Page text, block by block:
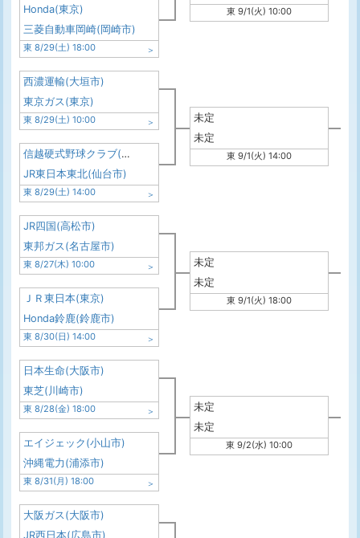
Honda(東京)
三菱自動車岡崎(岡崎市)
東 8/29(土) 18:00
東 9/1(火) 10:00
西濃運輸(大垣市)
東京ガス(東京)
東 8/29(土) 10:00
信越硬式野球クラブ(長野市)
JR東日本東北(仙台市)
東 8/29(土) 14:00
未定
未定
東 9/1(火) 14:00
JR四国(高松市)
東邦ガス(名古屋市)
東 8/27(木) 10:00
ＪＲ東日本(東京)
Honda鈴鹿(鈴鹿市)
東 8/30(日) 14:00
未定
未定
東 9/1(火) 18:00
日本生命(大阪市)
東芝(川崎市)
東 8/28(金) 18:00
エイジェック(小山市)
沖縄電力(浦添市)
東 8/31(月) 18:00
未定
未定
東 9/2(水) 10:00
大阪ガス(大阪市)
JR西日本(広島市)